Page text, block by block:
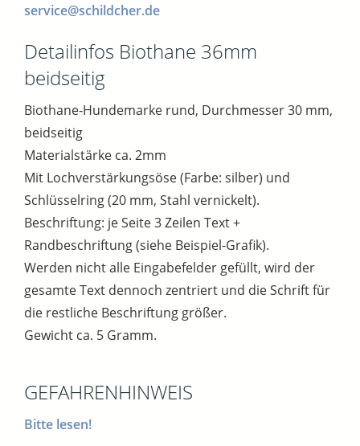
service@schildcher.de
Detailinfos Biothane 36mm
beidseitig
Biothane-Hundemarke rund, Durchmesser 30 mm,
beidseitig
Materialstärke ca. 2mm
Mit Lochverstärkungsöse (Farbe: silber) und
Schlüsselring (20 mm, Stahl vernickelt).
Beschriftung: je Seite 3 Zeilen Text +
Randbeschriftung (siehe Beispiel-Grafik).
Werden nicht alle Eingabefelder gefüllt, wird der
gesamte Text dennoch zentriert und die Schrift für
die restliche Beschriftung größer.
Gewicht ca. 5 Gramm.
GEFAHRENHINWEIS
Bitte lesen!